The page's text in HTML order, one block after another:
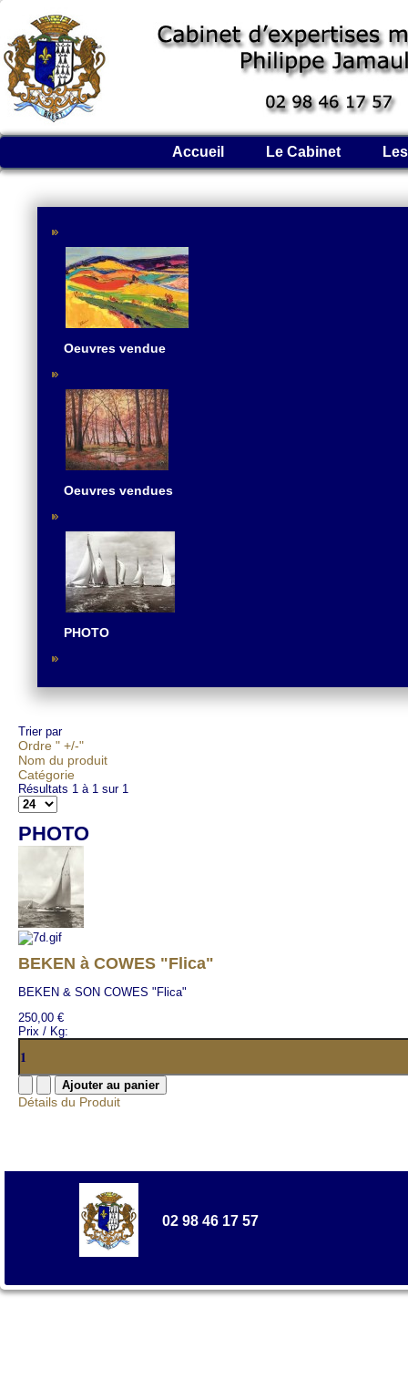
Accueil Le Cabinet
Oeuvres vendue
Oeuvres vendues
PHOTO
Trier par
Ordre " +/-"
Nom du produit
Catégorie
Résultats 1 à 1 sur 1
PHOTO
BEKEN à COWES "Flica"
BEKEN & SON COWES "Flica"
250,00 €
Prix / Kg:
Détails du Produit
02 98 46 17 57